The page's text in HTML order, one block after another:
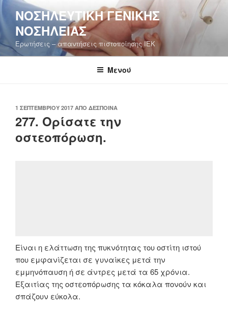
Μετάβαση
στο
περιεχόμενο
ΝΟΣΗΛΕΥΤΙΚΉ ΓΕΝΙΚΉΣ
ΝΟΣΗΛΕΊΑΣ
Ερωτήσεις – απαντήσεις πιστοποίησης ΙΕΚ
Μενού
ΔΗΜΟΣΙΕΎΤΗΚΕ
ΣΤΙΣ
1 ΣΕΠΤΕΜΒΡΊΟΥ 2017 ΑΠΌ ΔΈΣΠΟΙΝΑ
277. Ορίσατε την
οστεοπόρωση.
Είναι η ελάττωση της πυκνότητας του οστίτη ιστού
που εμφανίζεται σε γυναίκες μετά την
εμμηνόπαυση ή σε άντρες μετά τα 65 χρόνια.
Εξαιτίας της οστεοπόρωσης τα κόκαλα πονούν και
σπάζουν εύκολα.